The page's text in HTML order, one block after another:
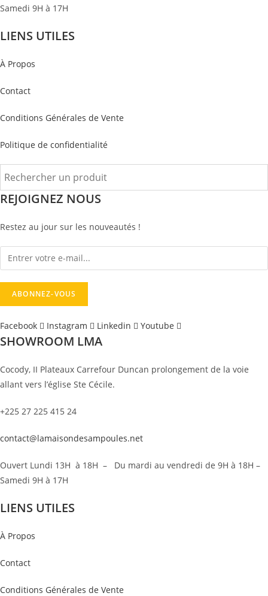
Samedi 9H à 17H
LIENS UTILES
À Propos
Contact
Conditions Générales de Vente
Politique de confidentialité
REJOIGNEZ NOUS
Restez au jour sur les nouveautés !
Facebook Instagram Linkedin Youtube
SHOWROOM LMA
Cocody, II Plateaux Carrefour Duncan prolongement de la voie
allant vers l’église Ste Cécile.
+225 27 225 415 24
contact@lamaisondesampoules.net
Ouvert Lundi 13H à 18H – Du mardi au vendredi de 9H à 18H –
Samedi 9H à 17H
LIENS UTILES
À Propos
Contact
Conditions Générales de Vente